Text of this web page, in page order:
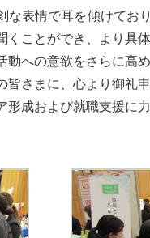
な表情で耳を傾けて
ことができ、より具
への意欲をさらに高
さまに、心より御礼申
成および就職支援に